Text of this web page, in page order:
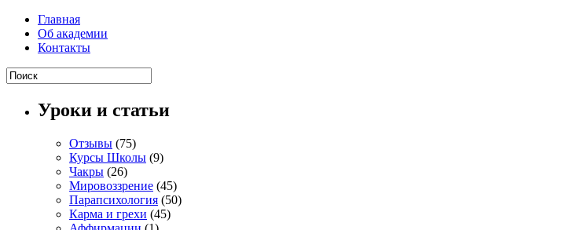
Главная
Об академии
Контакты
Уроки и статьи
Отзывы (75)
Курсы Школы (9)
Чакры (26)
Мировоззрение (45)
Парапсихология (50)
Карма и грехи (45)